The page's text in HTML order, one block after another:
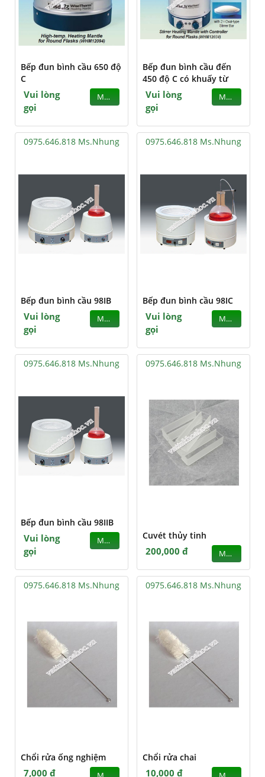
Bếp đun bình cầu 650 độ
C
Vui lòng
gọi
MUA
Bếp đun bình cầu đến
450 độ C có khuấy từ
Vui lòng
gọi
MUA
0975.646.818 Ms.Nhung
Bếp đun bình cầu 98IB
Vui lòng
gọi
MUA
0975.646.818 Ms.Nhung
Bếp đun bình cầu 98IC
Vui lòng
gọi
MUA
0975.646.818 Ms.Nhung
Bếp đun bình cầu 98IIB
Vui lòng
gọi
MUA
0975.646.818 Ms.Nhung
Cuvét thủy tinh
200,000 đ MUA
0975.646.818 Ms.Nhung
Chổi rửa ống nghiệm
7,000 đ
0975.646.818 Ms.Nhung
Chổi rửa chai
10,000 đ